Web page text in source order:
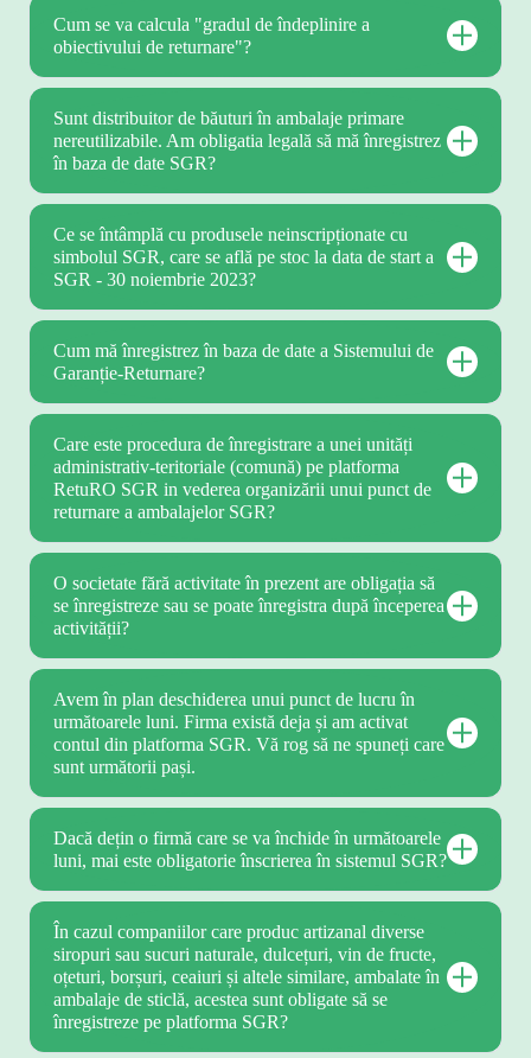
Cum se va calcula "gradul de îndeplinire a
obiectivului de returnare"?
Sunt distribuitor de băuturi în ambalaje primare
nereutilizabile. Am obligatia legală să mă înregistrez
în baza de date SGR?
Ce se întâmplă cu produsele neinscripționate cu
simbolul SGR, care se află pe stoc la data de start a
SGR - 30 noiembrie 2023?
Cum mă înregistrez în baza de date a Sistemului de
Garanție-Returnare?
Care este procedura de înregistrare a unei unități
administrativ-teritoriale (comună) pe platforma
RetuRO SGR in vederea organizării unui punct de
returnare a ambalajelor SGR?
O societate fără activitate în prezent are obligația să
se înregistreze sau se poate înregistra după începerea
activității?
Avem în plan deschiderea unui punct de lucru în
următoarele luni. Firma există deja și am activat
contul din platforma SGR. Vă rog să ne spuneți care
sunt următorii pași.
Dacă dețin o firmă care se va închide în următoarele
luni, mai este obligatorie înscrierea în sistemul SGR?
În cazul companiilor care produc artizanal diverse
siropuri sau sucuri naturale, dulcețuri, vin de fructe,
oțeturi, borșuri, ceaiuri și altele similare, ambalate în
ambalaje de sticlă, acestea sunt obligate să se
înregistreze pe platforma SGR?